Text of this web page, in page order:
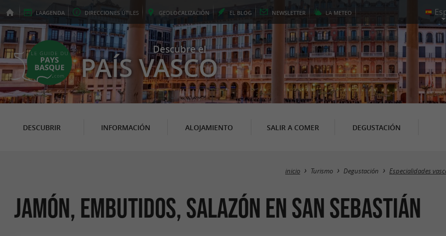
LAAGENDA DIRECCIONES ÚTILES GEOLOCALIZACIÓN EL BLOG NEWSLETTER LA METEO
Descubre el
PAÍS VASCO
DESCUBRIR INFORMACIÓN ALOJAMIENTO SALIR A COMER DEGUSTACIÓN
inicio Turismo Degustación Especialidades
Jamón, Embutidos, Salazón en San Sebastián